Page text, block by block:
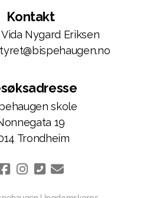
Kontakt
Vida Nygard Eriksen
skole
19
Trondheim